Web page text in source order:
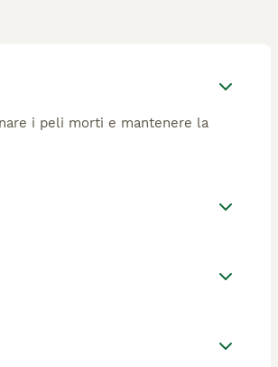
i peli morti e mantenere la